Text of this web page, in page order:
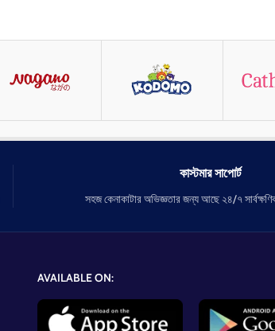
কাস্টমার সাপোর্ট
সহজ কেনাকাটার অভিজ্ঞতার জন্য আছে ২৪/৭
AVAILABLE ON: